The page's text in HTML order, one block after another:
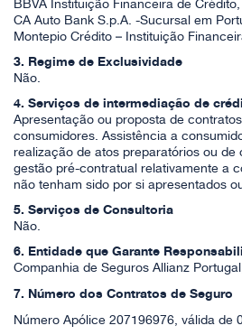
BBVA Instituição Financeira de
CA Auto Bank S.p.A. -Sucursal em
Montepio Crédito – Instituição
3. Regime de Exclusividade
Não.
4. Serviços de intermediação de
Apresentação ou proposta de
consumidores. Assistência a
realização de atos preparatórios ou de
gestão pré-contratual relativamente a
não tenham sido por si apresentados
5. Serviços de Consultoria
Não.
6. Entidade que Garante
Companhia de Seguros Allianz
7. Número dos Contratos de Seguro
Número Apólice 207196976, válida